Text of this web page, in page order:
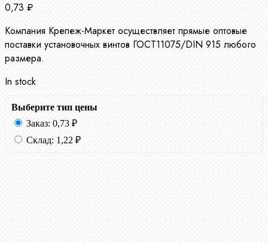
0,73 ₽
Компания Крепеж-Маркет осуществляет прямые оптовые
поставки установочных винтов ГОСТ11075/DIN 915 любого
размера.
In stock
Выберите тип цены
Заказ: 0,73 ₽
Склад: 1,22 ₽